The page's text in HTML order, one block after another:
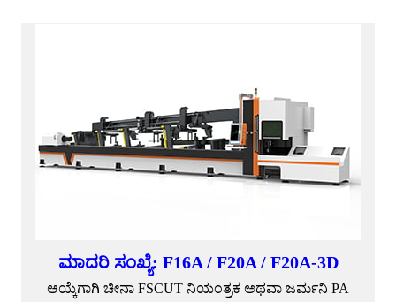
ಮಾದರಿ ಸಂಖ್ಯೆ: F16A / F20A / F20A-3D
ಆಯ್ಕೆಗಾಗಿ ಚೀನಾ FSCUT ನಿಯಂತ್ರಕ ಅಥವಾ ಜರ್ಮನಿ PA